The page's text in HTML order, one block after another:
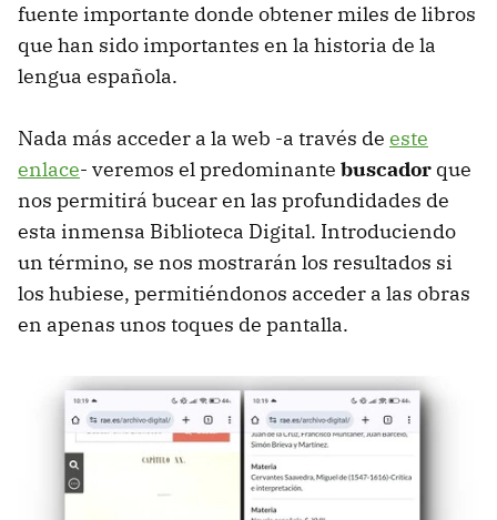
fuente importante donde obtener miles de libros
que han sido importantes en la historia de la
lengua española.
Nada más acceder a la web -a través de este
enlace- veremos el predominante buscador que
nos permitirá bucear en las profundidades de
esta inmensa Biblioteca Digital. Introduciendo
un término, se nos mostrarán los resultados si
los hubiese, permitiéndonos acceder a las obras
en apenas unos toques de pantalla.